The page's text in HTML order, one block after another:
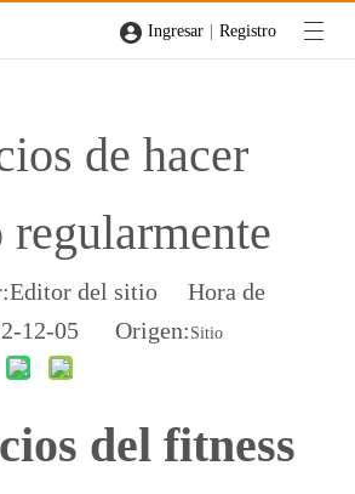
Ingresar | Registro
de hacer
del sitio Hora de
12-05 Origen: Sitio
del fitness